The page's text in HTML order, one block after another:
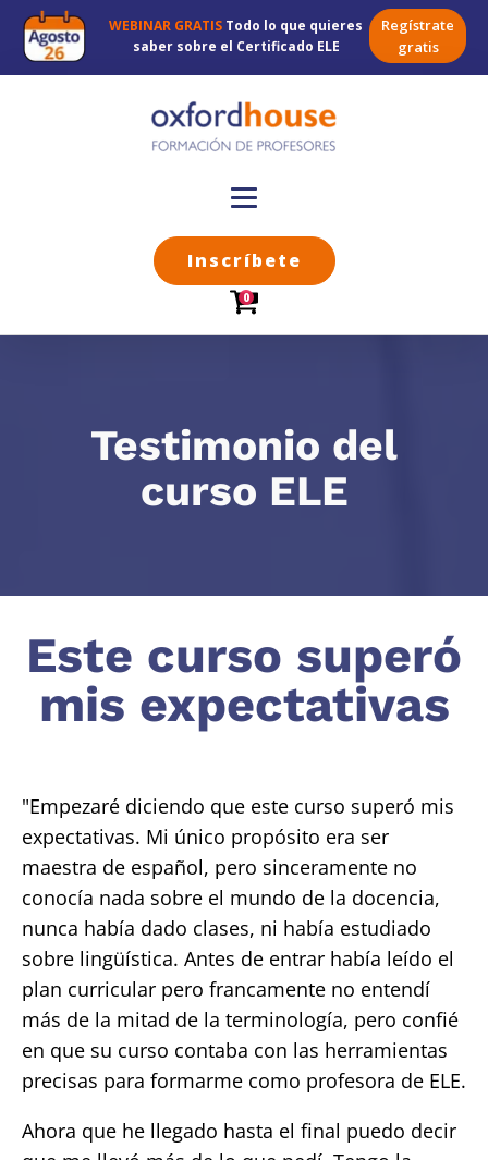
WEBINAR GRATIS Todo lo que quieres
saber sobre el Certificado ELE
Regístrate
gratis
Inscríbete
0
Testimonio del
curso ELE
Este curso superó
mis expectativas
"Empezaré diciendo que este curso superó mis
expectativas. Mi único propósito era ser
maestra de español, pero sinceramente no
conocía nada sobre el mundo de la docencia,
nunca había dado clases, ni había estudiado
sobre lingüística. Antes de entrar había leído el
plan curricular pero francamente no entendí
más de la mitad de la terminología, pero confié
en que su curso contaba con las herramientas
precisas para formarme como profesora de ELE.
Ahora que he llegado hasta el final puedo decir